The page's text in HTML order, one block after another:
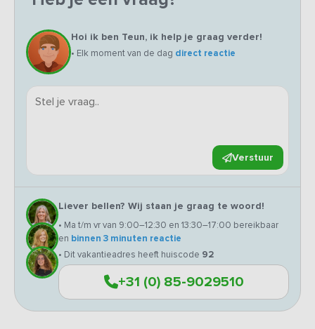
Hoi ik ben Teun, ik help je graag verder!
• Elk moment van de dag direct reactie
Verstuur
Liever bellen? Wij staan je graag te woord!
• Ma t/m vr van 9:00–12:30 en 13:30–17:00 bereikbaar
en binnen 3 minuten reactie
• Dit vakantieadres heeft huiscode 92
+31 (0) 85-9029510